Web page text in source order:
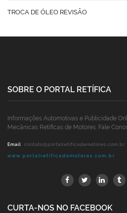
TROCA DE ÓLEO REVISÃO
SOBRE O PORTAL RETÍFICA
Informações Automotivas e Publicidade
Mecânicas Retíficas de Motores. Fale
Email: contato@portalretificademotores.com.br
www.portalretificademotores.com.br
CURTA-NOS NO FACEBOOK